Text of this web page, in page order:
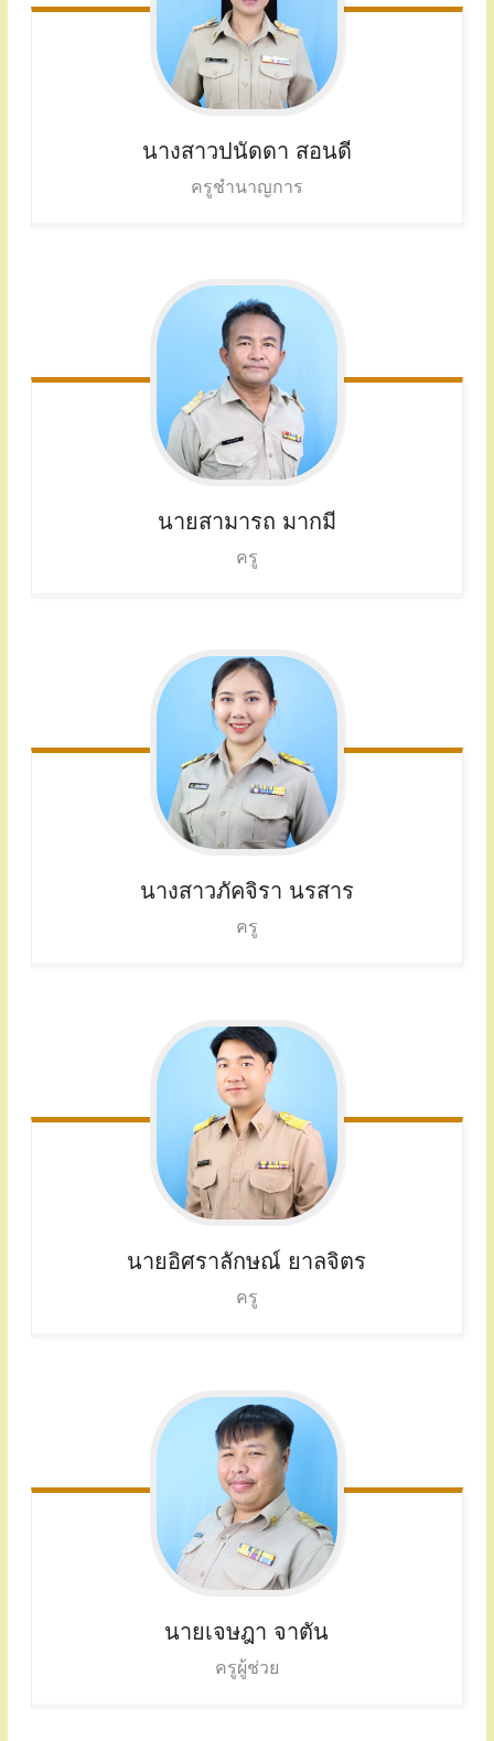
นางสาวปนัดดา สอนดี
ครูชำนาญการ
นายสามารถ มากมี
ครู
นางสาวภัคจิรา นรสาร
ครู
นายอิศราลักษณ์ ยาลจิตร
ครู
นายเจษฎา จาตัน
ครูผู้ช่วย